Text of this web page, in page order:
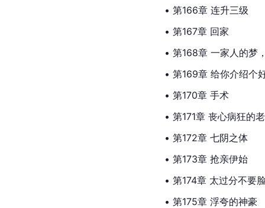
• 第166章 连升三级
• 第167章 回家
• 第168章 一家人的梦
• 第169章 给你介绍个
• 第170章 手术
• 第171章 丧心病狂的
• 第172章 七阴之体
• 第173章 抢亲伊始
• 第174章 太过分不要
• 第175章 浮夸的神豪